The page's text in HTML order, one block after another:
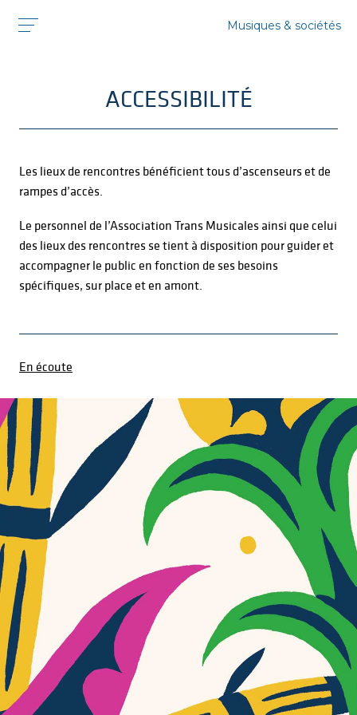
ACCESSIBILITÉ
Les lieux de rencontres bénéficient tous d’ascenseurs et de
rampes d’accès.
Le personnel de l’Association Trans Musicales ainsi que celui
des lieux des rencontres se tient à disposition pour guider et
accompagner le public en fonction de ses besoins
spécifiques, sur place et en amont.
En écoute
Musiques & sociétés